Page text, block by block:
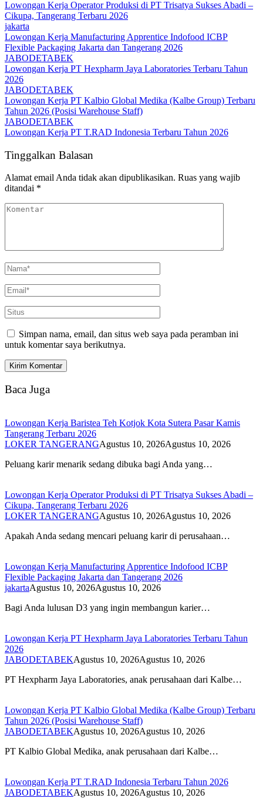
Lowongan Kerja Operator Produksi di PT Trisatya Sukses Abadi –
Cikupa, Tangerang Terbaru 2026
jakarta
Lowongan Kerja Manufacturing Apprentice Indofood ICBP
Flexible Packaging Jakarta dan Tangerang 2026
JABODETABEK
Lowongan Kerja PT Hexpharm Jaya Laboratories Terbaru Tahun
2026
JABODETABEK
Lowongan Kerja PT Kalbio Global Medika (Kalbe Group) Terbaru
Tahun 2026 (Posisi Warehouse Staff)
JABODETABEK
Lowongan Kerja PT T.RAD Indonesia Terbaru Tahun 2026
Tinggalkan Balasan
Alamat email Anda tidak akan dipublikasikan. Ruas yang wajib
ditandai *
Simpan nama, email, dan situs web saya pada peramban ini
untuk komentar saya berikutnya.
Baca Juga
Lowongan Kerja Baristea Teh Kotjok Kota Sutera Pasar Kamis
Tangerang Terbaru 2026
LOKER TANGERANGAgustus 10, 2026Agustus 10, 2026
Peluang karir menarik sedang dibuka bagi Anda yang…
Lowongan Kerja Operator Produksi di PT Trisatya Sukses Abadi –
Cikupa, Tangerang Terbaru 2026
LOKER TANGERANGAgustus 10, 2026Agustus 10, 2026
Apakah Anda sedang mencari peluang karir di perusahaan…
Lowongan Kerja Manufacturing Apprentice Indofood ICBP
Flexible Packaging Jakarta dan Tangerang 2026
jakartaAgustus 10, 2026Agustus 10, 2026
Bagi Anda lulusan D3 yang ingin membangun karier…
Lowongan Kerja PT Hexpharm Jaya Laboratories Terbaru Tahun
2026
JABODETABEKAgustus 10, 2026Agustus 10, 2026
PT Hexpharm Jaya Laboratories, anak perusahaan dari Kalbe…
Lowongan Kerja PT Kalbio Global Medika (Kalbe Group) Terbaru
Tahun 2026 (Posisi Warehouse Staff)
JABODETABEKAgustus 10, 2026Agustus 10, 2026
PT Kalbio Global Medika, anak perusahaan dari Kalbe…
Lowongan Kerja PT T.RAD Indonesia Terbaru Tahun 2026
JABODETABEKAgustus 10, 2026Agustus 10, 2026